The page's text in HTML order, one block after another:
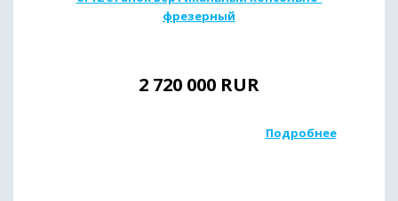
фрезерный
2 720 000 RUR
Подробнее